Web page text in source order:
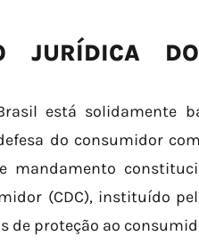
JURÍDICA
está solidamente
do consumidor
mandamento
(CDC), instituído
de proteção ao